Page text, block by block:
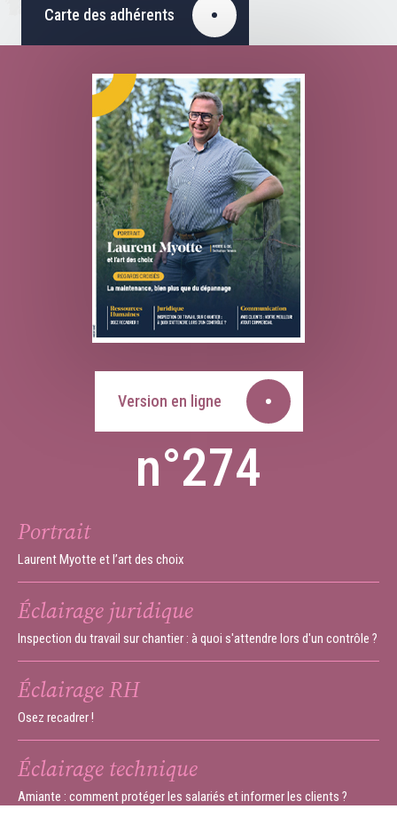
Carte des adhérents
Version en ligne
n°274
Portrait
Laurent Myotte et l’art des choix
Éclairage juridique
Inspection du travail sur chantier : à quoi s'attendre lors d'un contrôle ?
Éclairage RH
Osez recadrer !
Éclairage technique
Amiante : comment protéger les salariés et informer les clients ?